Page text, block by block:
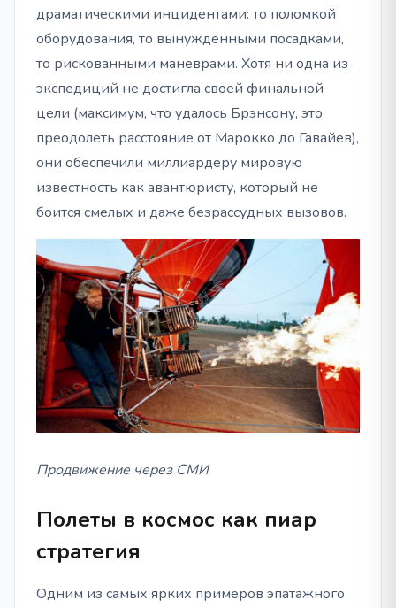
драматическими инцидентами: то поломкой
оборудования, то вынужденными посадками,
то рискованными маневрами. Хотя ни одна из
экспедиций не достигла своей финальной
цели (максимум, что удалось Брэнсону, это
преодолеть расстояние от Марокко до Гавайев),
они обеспечили миллиардеру мировую
известность как авантюристу, который не
боится смелых и даже безрассудных вызовов.
Продвижение через СМИ
Полеты в космос как пиар
стратегия
Одним из самых ярких примеров эпатажного